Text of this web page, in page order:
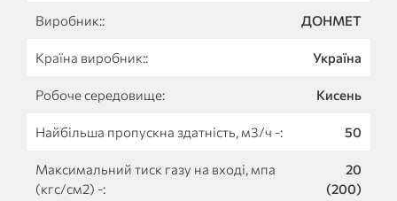
Виробник:: ДОНМЕТ
Країна виробник:: Україна
Робоче середовище: Кисень
Найбільша пропускна здатність, м3/ч -: 50
Максимальний тиск газу на вході, мпа
(кгс/см2) -:
20
(200)